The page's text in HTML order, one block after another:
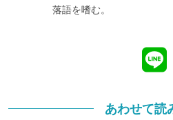
落語を嗜む。
あわせて読